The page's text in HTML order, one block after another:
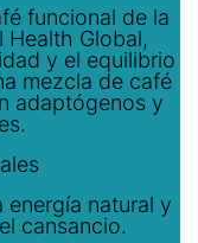
funcional de la
Health Global,
y el equilibrio
mezcla de café
adaptógenos y
energía natural y
cansancio.